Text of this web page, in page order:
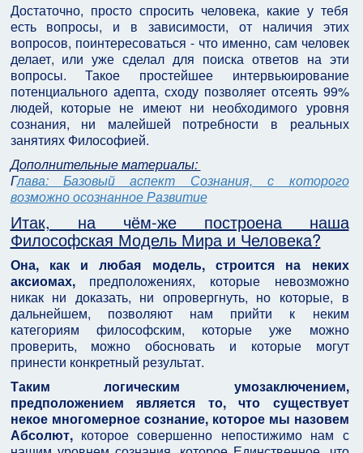
Достаточно, просто спросить человека, какие у тебя
есть вопросы, и в зависимости, от наличия этих
вопросов, поинтересоваться - что именно, сам человек
делает, или уже сделал для поиска ответов на эти
вопросы. Такое простейшее интервьюирование
потенциального адепта, сходу позволяет отсеять 99%
людей, которые не имеют ни необходимого уровня
сознания, ни малейшей потребности в реальных
занятиях Философией.
Дополнительные материалы:
Глава: Базовый аспект Сознания, с которого
возможно осознанное Развитие
Итак, на чём-же построена наша
Философская Модель Мира и Человека?
Она, как и любая модель, строится на неких
аксиомах,предположениях, которые невозможно
никак ни доказать, ни опровергнуть, но которые, в
дальнейшем, позволяют нам прийти к неким
категориям философским, которые уже можно
проверить, можно обосновать и которые могут
принести конкретный результат.
Таким логическим умозаключением,
предположением является то, что существует
некое многомерное сознание, которое мы назовем
Абсолют, которое совершенно непостижимо нам с